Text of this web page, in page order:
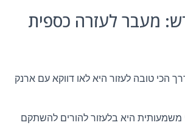
מעבר לעזרה כספית
הכי טובה לעזור היא לאו דווקא עם ארנק
משמעותית היא בלעזור להורים להשתקם